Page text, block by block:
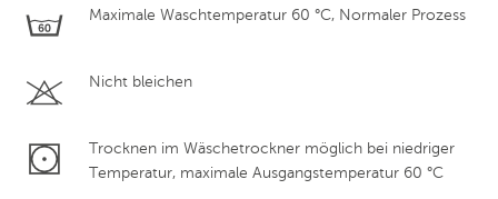
Maximale Waschtemperatur 60 °C, Normaler Prozess
Nicht bleichen
Trocknen im Wäschetrockner möglich bei niedriger
Temperatur, maximale Ausgangstemperatur 60 °C